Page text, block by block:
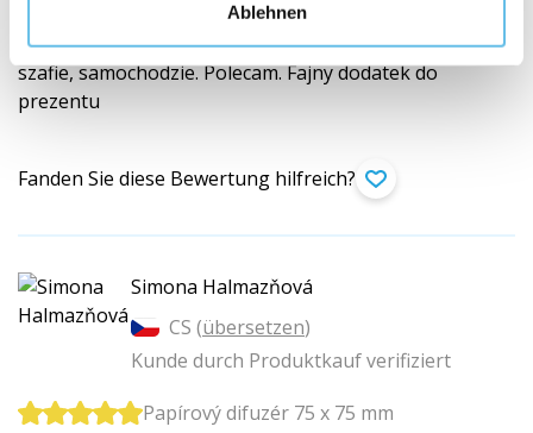
Ablehnen
Warto mieć te zawieszki. Świetnie sprawdzają się w
szafie, samochodzie. Polecam. Fajny dodatek do
prezentu
Fanden Sie diese Bewertung hilfreich?
Simona Halmazňová
CS (übersetzen)
Kunde durch Produktkauf verifiziert
Papírový difuzér 75 x 75 mm